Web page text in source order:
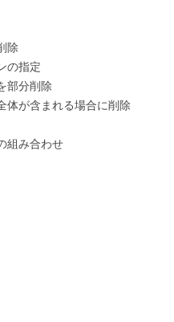
除
の指定
部分削除
体が含まれる場合に削除
組み合わせ